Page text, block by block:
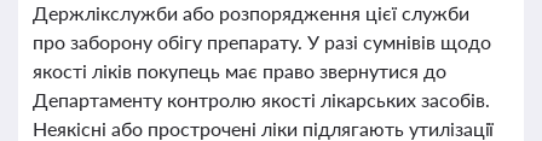
Держлікслужби або розпорядження цієї служби
про заборону обігу препарату. У разі сумнівів щодо
якості ліків покупець має право звернутися до
Департаменту контролю якості лікарських засобів.
Неякісні або прострочені ліки підлягають утилізації